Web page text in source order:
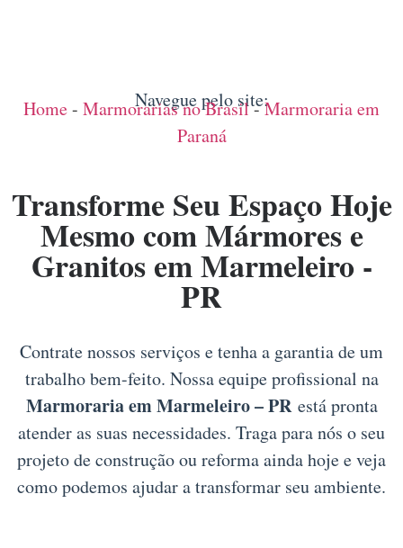
Navegue pelo site:
Home- Marmorarias no Brasil-Marmoraria em
Paraná
Transforme Seu Espaço Hoje
Mesmo com Mármores e
Granitos em Marmeleiro -
PR
Contrate nossos serviços e tenha a garantia de um
trabalho bem-feito. Nossa equipe profissional na
Marmoraria em Marmeleiro – PRestá pronta
atender as suas necessidades. Traga para nós o seu
projeto de construção ou reforma ainda hoje e veja
como podemos ajudar a transformar seu ambiente.